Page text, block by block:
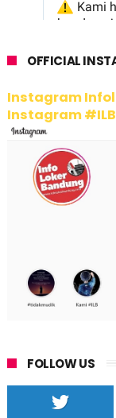
OFFICIAL
Instagram
Instagram
FOLLOW US